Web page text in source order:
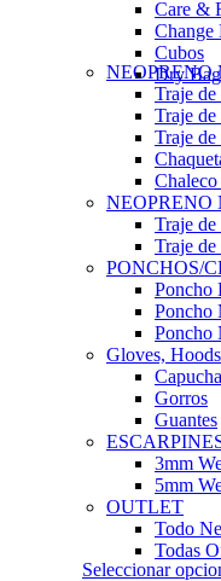
Care &
Change
Cubos
Dry
NEOPRENO
Traje
Traje
Traje
NEOPRENO
Traje
Traje
PONCHOS/
Poncho
Poncho
Poncho
Gloves,
Capucha
Gorros
Guantes
3mm
5mm
OUTLET
Todo
Todas
Seleccionar